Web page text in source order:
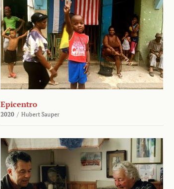
Epicentro
2020 / Hubert Sauper